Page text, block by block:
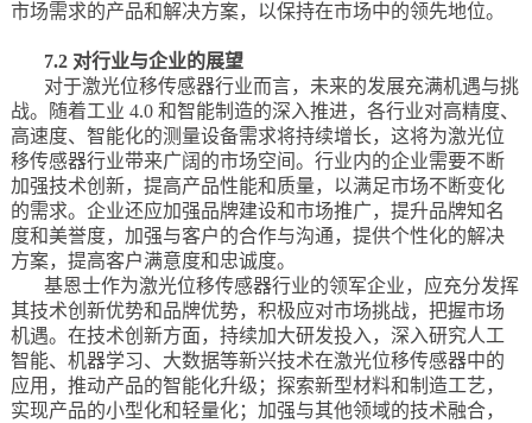
市场需求的产品和解决方案，以保持在市场中的领先地位。
7.2 对行业与企业的展望
对于激光位移传感器行业而言，未来的发展充满机遇与挑
战。随着工业 4.0 和智能制造的深入推进，各行业对高精度、
高速度、智能化的测量设备需求将持续增长，这将为激光位
移传感器行业带来广阔的市场空间。行业内的企业需要不断
加强技术创新，提高产品性能和质量，以满足市场不断变化
的需求。企业还应加强品牌建设和市场推广，提升品牌知名
度和美誉度，加强与客户的合作与沟通，提供个性化的解决
方案，提高客户满意度和忠诚度。
基恩士作为激光位移传感器行业的领军企业，应充分发挥
其技术创新优势和品牌优势，积极应对市场挑战，把握市场
机遇。在技术创新方面，持续加大研发投入，深入研究人工
智能、机器学习、大数据等新兴技术在激光位移传感器中的
应用，推动产品的智能化升级；探索新型材料和制造工艺，
实现产品的小型化和轻量化；加强与其他领域的技术融合，